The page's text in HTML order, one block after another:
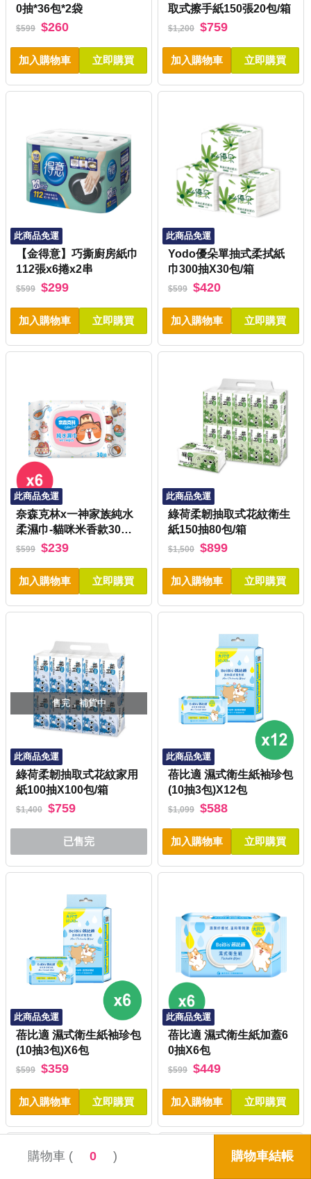
購物車 ( 0 ) 購物車結帳
0抽*36包*2袋
$599 $260
加入購物車 立即購買
取式擦手紙150張20包/箱
$1,200 $759
加入購物車 立即購買
此商品免運
【金得意】巧撕廚房紙巾
112張x6捲x2串
$599 $299
加入購物車 立即購買
此商品免運
Yodo優朵單抽式柔拭紙
巾300抽X30包/箱
$599 $420
加入購物車 立即購買
此商品免運
奈森克林x一神家族純水
柔濕巾-貓咪米香款30抽
(附蓋)X6包
$599 $239
加入購物車 立即購買
此商品免運
綠荷柔韌抽取式花紋衛生
紙150抽80包/箱
$1,500 $899
加入購物車 立即購買
售完，補貨中
此商品免運
綠荷柔韌抽取式花紋家用
紙100抽X100包/箱
$1,400 $759
已售完
此商品免運
蓓比適 濕式衛生紙袖珍包
(10抽3包)X12包
$1,099 $588
加入購物車 立即購買
此商品免運
蓓比適 濕式衛生紙袖珍包
(10抽3包)X6包
$599 $359
加入購物車 立即購買
此商品免運
蓓比適 濕式衛生紙加蓋6
0抽X6包
$599 $449
加入購物車 立即購買